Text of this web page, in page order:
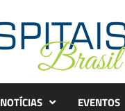
NOTÍCIAS EVENTOS